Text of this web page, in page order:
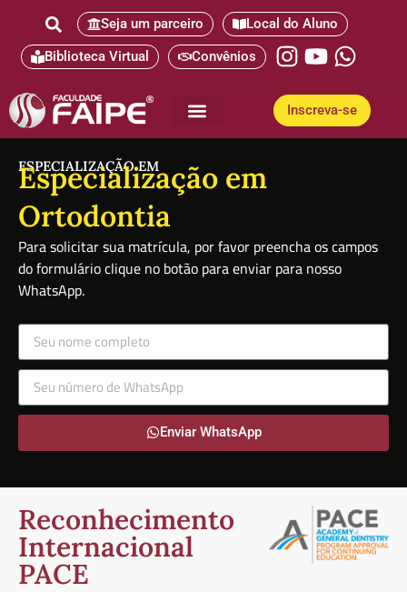
Seja um parceiro
Local do Aluno
Biblioteca Virtual
Convênios
Inscreva-se
Curso de graduação
ESPECIALIZAÇÃO EM
Especialização em
Ortodontia
Para solicitar sua matrícula, por favor preencha os campos
do formulário clique no botão para enviar para nosso
WhatsApp.
Enviar WhatsApp
Reconhecimento
Internacional
PACE